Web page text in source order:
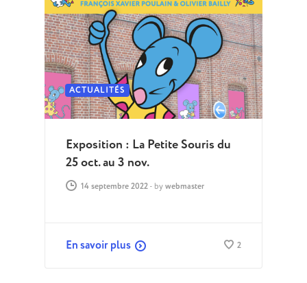
ACTUALITÉS
Exposition : La Petite Souris du
25 oct. au 3 nov.
14 septembre 2022- by webmaster
En savoir plus 2